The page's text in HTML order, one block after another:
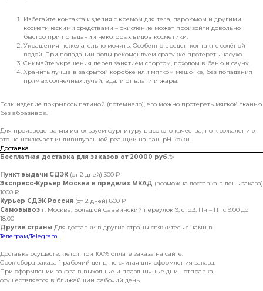
Избегайте контакта изделия с кремом для тела, парфюмом и другими
косметическими средствами – окисление может произойти довольно
быстро при попадании некоторых видов косметики.
Украшения нежелательно мочить. Особенно вреден контакт с солёной
водой. При попадании воды рекомендуем сразу же протереть насухо.
Снимайте украшения перед занятием спортом, походом в баню и сауну.
Хранить лучше в закрытой коробке или мягком мешочке, без попадания
прямых солнечных лучей, вдали от влаги и жары.
Если изделие покрылось патиной (потемнело), его можно протереть мягкой тканью
без абразивов.
Для производства мы используем фурнитуру высокого качества, но к сожалению
это не исключает индивидуальной реакции на ваш pH кожи.
Доставка
Бесплатная доставка для заказов от 20000 руб.✨
Пункт выдачи СДЭК (от 2 дней) 300 ₽
Экспресс-Курьер Москва в пределах МКАД (возможна доставка в день заказа)
1000 ₽
Курьер СДЭК Россия (от 2 дней) 800 ₽
Самовывоз г. Москва, Большой Саввинский переулок 9, стр.3. Пн – Пт с 9:00 до
18:00
Другие страны Для доставки в другие страны свяжитесь с нами в
Телеграм/Telegram
Доставка осуществляется при 100% оплате заказа на сайте.
Срок сбора заказа 1 рабочий день, не считая дня оформления заказа.
При оформлении заказа в выходные и праздничные дни - отправка
осуществляется в ближайший рабочий день.